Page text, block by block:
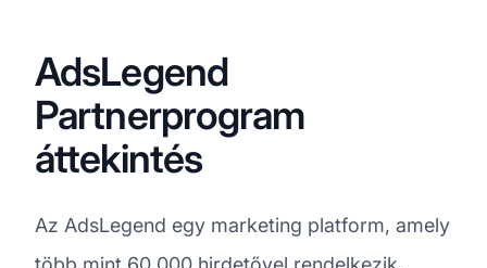
AdsLegend
Partnerprogram
áttekintés
Az AdsLegend egy marketing platform, amely